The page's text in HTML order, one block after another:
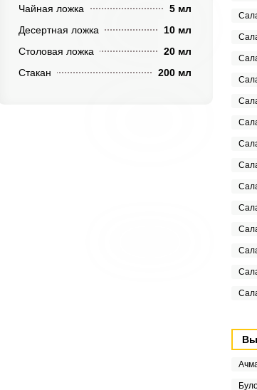
Чайная ложка
5 мл
Десертная ложка
10 мл
Столовая ложка
20 мл
Стакан
200 мл